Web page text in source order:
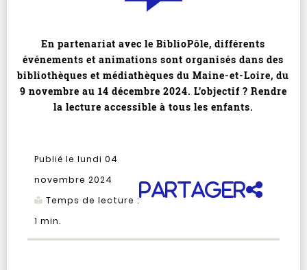
En partenariat avec le BiblioPôle, différents
événements et animations sont organisés dans des
bibliothèques et médiathèques du Maine-et-Loire, du
9 novembre au 14 décembre 2024. L’objectif ? Rendre
la lecture accessible à tous les enfants.
Publié le lundi 04
novembre 2024
Temps de lecture :
1 min.
Partager